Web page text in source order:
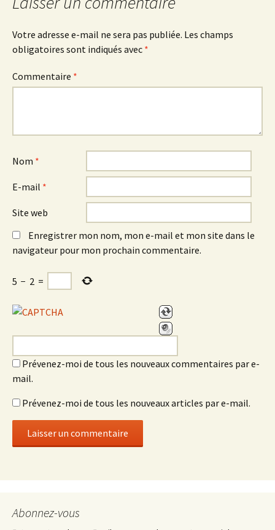
Votre adresse e-mail ne sera pas publiée. Les champs
obligatoires sont indiqués avec *
Commentaire *
Nom *
E-mail *
Site web
Enregistrer mon nom, mon e-mail et mon site dans le
navigateur pour mon prochain commentaire.
5 − 2 =
Prévenez-moi de tous les nouveaux commentaires par e-
mail.
Prévenez-moi de tous les nouveaux articles par e-mail.
Abonnez-vous